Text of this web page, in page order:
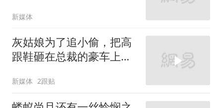
新媒体
灰姑娘为了追小偷，把高
跟鞋砸在总裁的豪车上，
新媒体 2跟贴